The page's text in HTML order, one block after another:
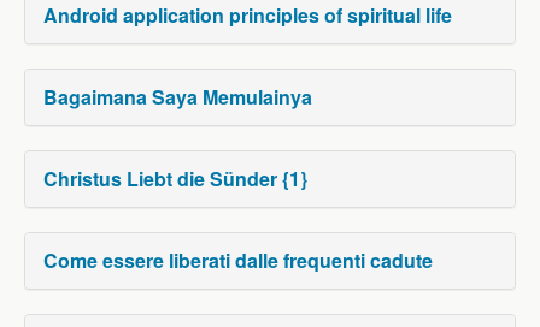
Android application principles of spiritual life
Bagaimana Saya Memulainya
Christus Liebt die Sünder {1}
Come essere liberati dalle frequenti cadute